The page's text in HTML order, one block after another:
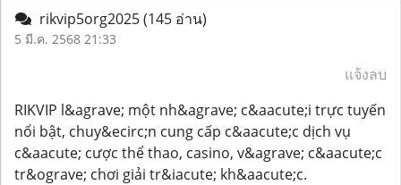
rikvip5org2025(145 อ่าน)
5 มี.ค. 2568 21:33
แจ้งลบ
RIKVIP l&agrave; một nh&agrave; c&aacute;i trực tuyến
nổi bật, chuy&ecirc;n cung cấp c&aacute;c dịch vụ
c&aacute; cược thể thao, casino, v&agrave; c&aacute;c
tr&ograve; chơi giải tr&iacute; kh&aacute;c.